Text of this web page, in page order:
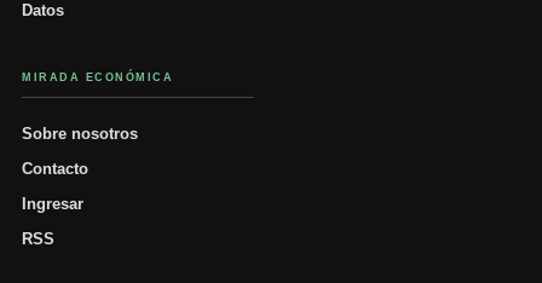
Datos
MIRADA ECONÓMICA
Sobre nosotros
Contacto
Ingresar
RSS